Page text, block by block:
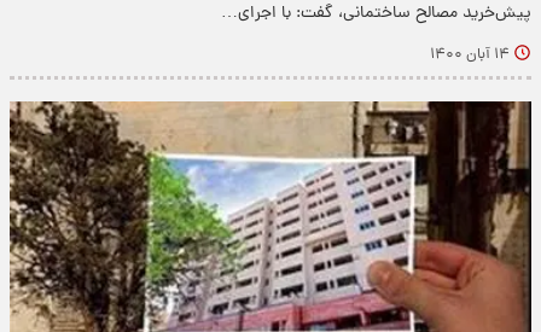
پیش‌خرید مصالح ساختمانی، گفت: با اجرای…
۱۴ آبان ۱۴۰۰